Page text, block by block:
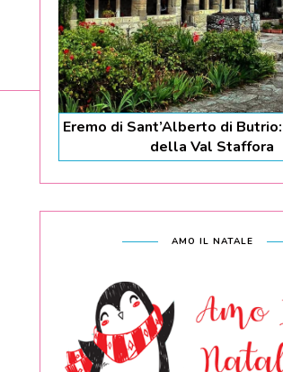
Eremo di Sant’Alberto di
della Val Staffora
AMO IL NATALE